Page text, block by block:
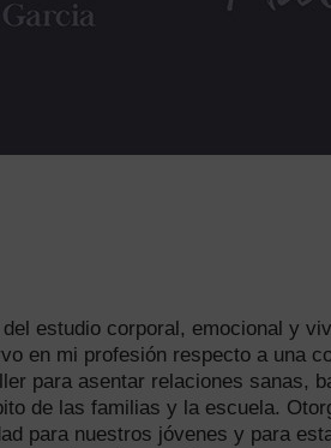
estudio corporal, emocional y
en mi profesión respecto a una
para asentar relaciones sanas,
de las familias y la escuela.
para nuestros jóvenes y para